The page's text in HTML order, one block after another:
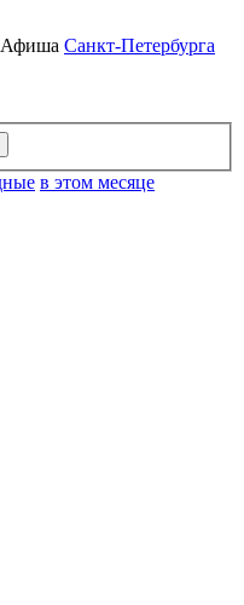
Афиша Санкт-Петербурга
в этом месяце